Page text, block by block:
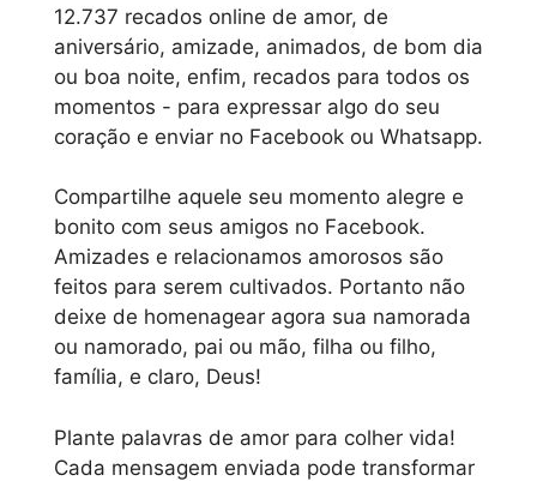
12.737 recados online de amor, de
aniversário, amizade, animados, de bom dia
ou boa noite, enfim, recados para todos os
momentos - para expressar algo do seu
coração e enviar no Facebook ou Whatsapp.
Compartilhe aquele seu momento alegre e
bonito com seus amigos no Facebook.
Amizades e relacionamos amorosos são
feitos para serem cultivados. Portanto não
deixe de homenagear agora sua namorada
ou namorado, pai ou mão, filha ou filho,
família, e claro, Deus!
Plante palavras de amor para colher vida!
Cada mensagem enviada pode transformar